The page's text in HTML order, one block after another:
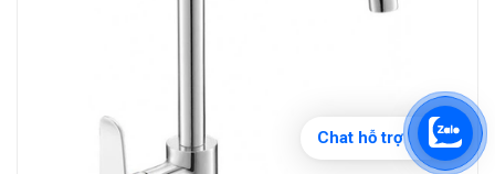
Chat hỗ trợ